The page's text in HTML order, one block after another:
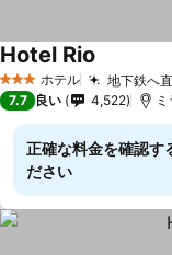
3 ホテルのランク
ホテル 地下鉄へ
Hotel Rio
7.7 良い 4,522
正確な料金を確認す
ださい